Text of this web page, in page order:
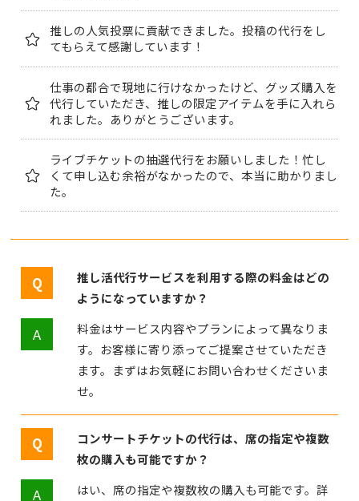
推しの人気投票に貢献できました。投稿の代行をし
てもらえて感謝しています！
仕事の都合で現地に行けなかったけど、グッズ購入を
代行していただき、推しの限定アイテムを手に入れら
れました。ありがとうございます。
ライブチケットの抽選代行をお願いしました！忙し
くて申し込む余裕がなかったので、本当に助かりまし
た。
推し活代行サービスを利用する際の料金はどの
ようになっていますか？
料金はサービス内容やプランによって異なりま
す。お客様に寄り添ってご提案させていただき
ます。まずはお気軽にお問い合わせくださいま
せ。
コンサートチケットの代行は、席の指定や複数
枚の購入も可能ですか？
はい、席の指定や複数枚の購入も可能です。詳